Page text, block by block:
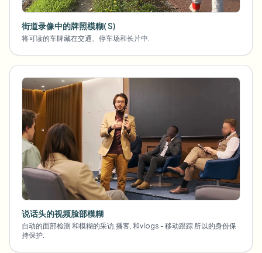
街道录像中的牌照模糊( S)
将可读的车牌藏在交通、停车场和长片中.
说话头的视频脸部模糊
自动的面部检测 和模糊的采访,播客, 和vlogs - 移动跟踪 所以的身份保
持保护.